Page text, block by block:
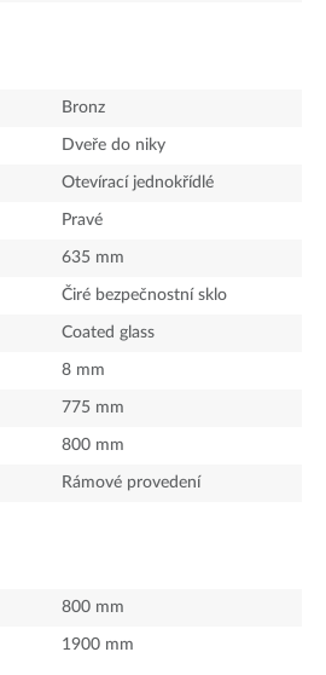
Bronz
Dveře do niky
Otevírací jednokřídlé
Pravé
635 mm
Čiré bezpečnostní sklo
Coated glass
8 mm
775 mm
800 mm
Rámové provedení
800 mm
1900 mm